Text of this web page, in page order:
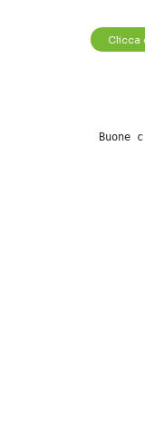
Clicca
Buone